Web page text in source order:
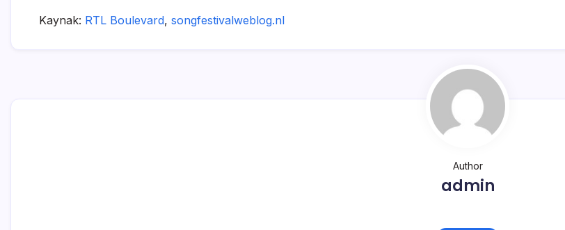
Kaynak: RTL Boulevard, songfestivalweblog.nl
Author
admin